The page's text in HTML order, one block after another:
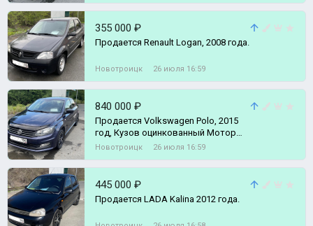
355 000 ₽
Продается Renault Logan, 2008 года.
Новотроицк 26 июля 16:59
840 000 ₽
Продается Volkswagen Polo, 2015
год, Кузов оцинкованный Мотор
работает отлично, надёжный и пра
Новотроицк 26 июля 16:59
445 000 ₽
Продается LADA Kalina 2012 года.